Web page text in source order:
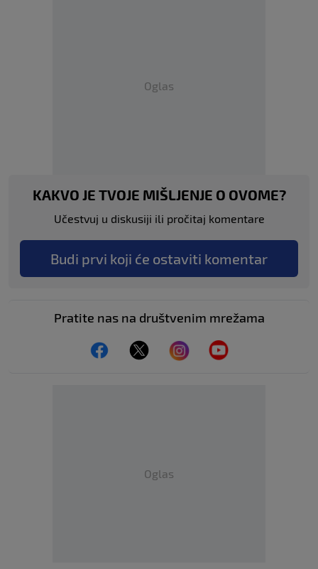
Oglas
KAKVO JE TVOJE MIŠLJENJE O OVOME?
Učestvuj u diskusiji ili pročitaj komentare
Budi prvi koji će ostaviti komentar
Pratite nas na društvenim mrežama
Oglas